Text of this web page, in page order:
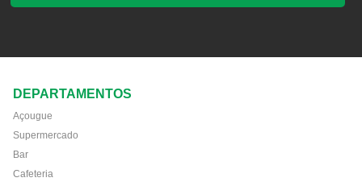
DEPARTAMENTOS
Açougue
Supermercado
Bar
Cafeteria